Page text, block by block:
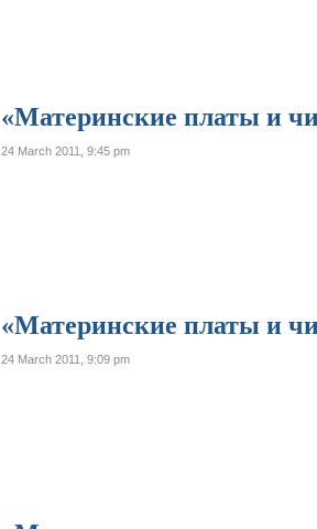
«Материнские платы и
24 March 2011, 9:45 pm
«Материнские платы и
24 March 2011, 9:09 pm